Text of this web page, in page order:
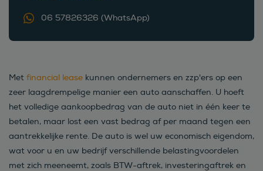
06 57826326 (WhatsApp)
Met financial lease kunnen ondernemers en zzp'ers op een
zeer laagdrempelige manier een auto aanschaffen. U hoeft
het volledige aankoopbedrag van de auto niet in één keer te
betalen, maar lost een vast bedrag af per maand tegen een
aantrekkelijke rente. De auto is wel uw economisch eigendom,
wat voor u en uw bedrijf verschillende belastingvoordelen
met zich meeneemt, zoals BTW-aftrek, investeringaftrek en